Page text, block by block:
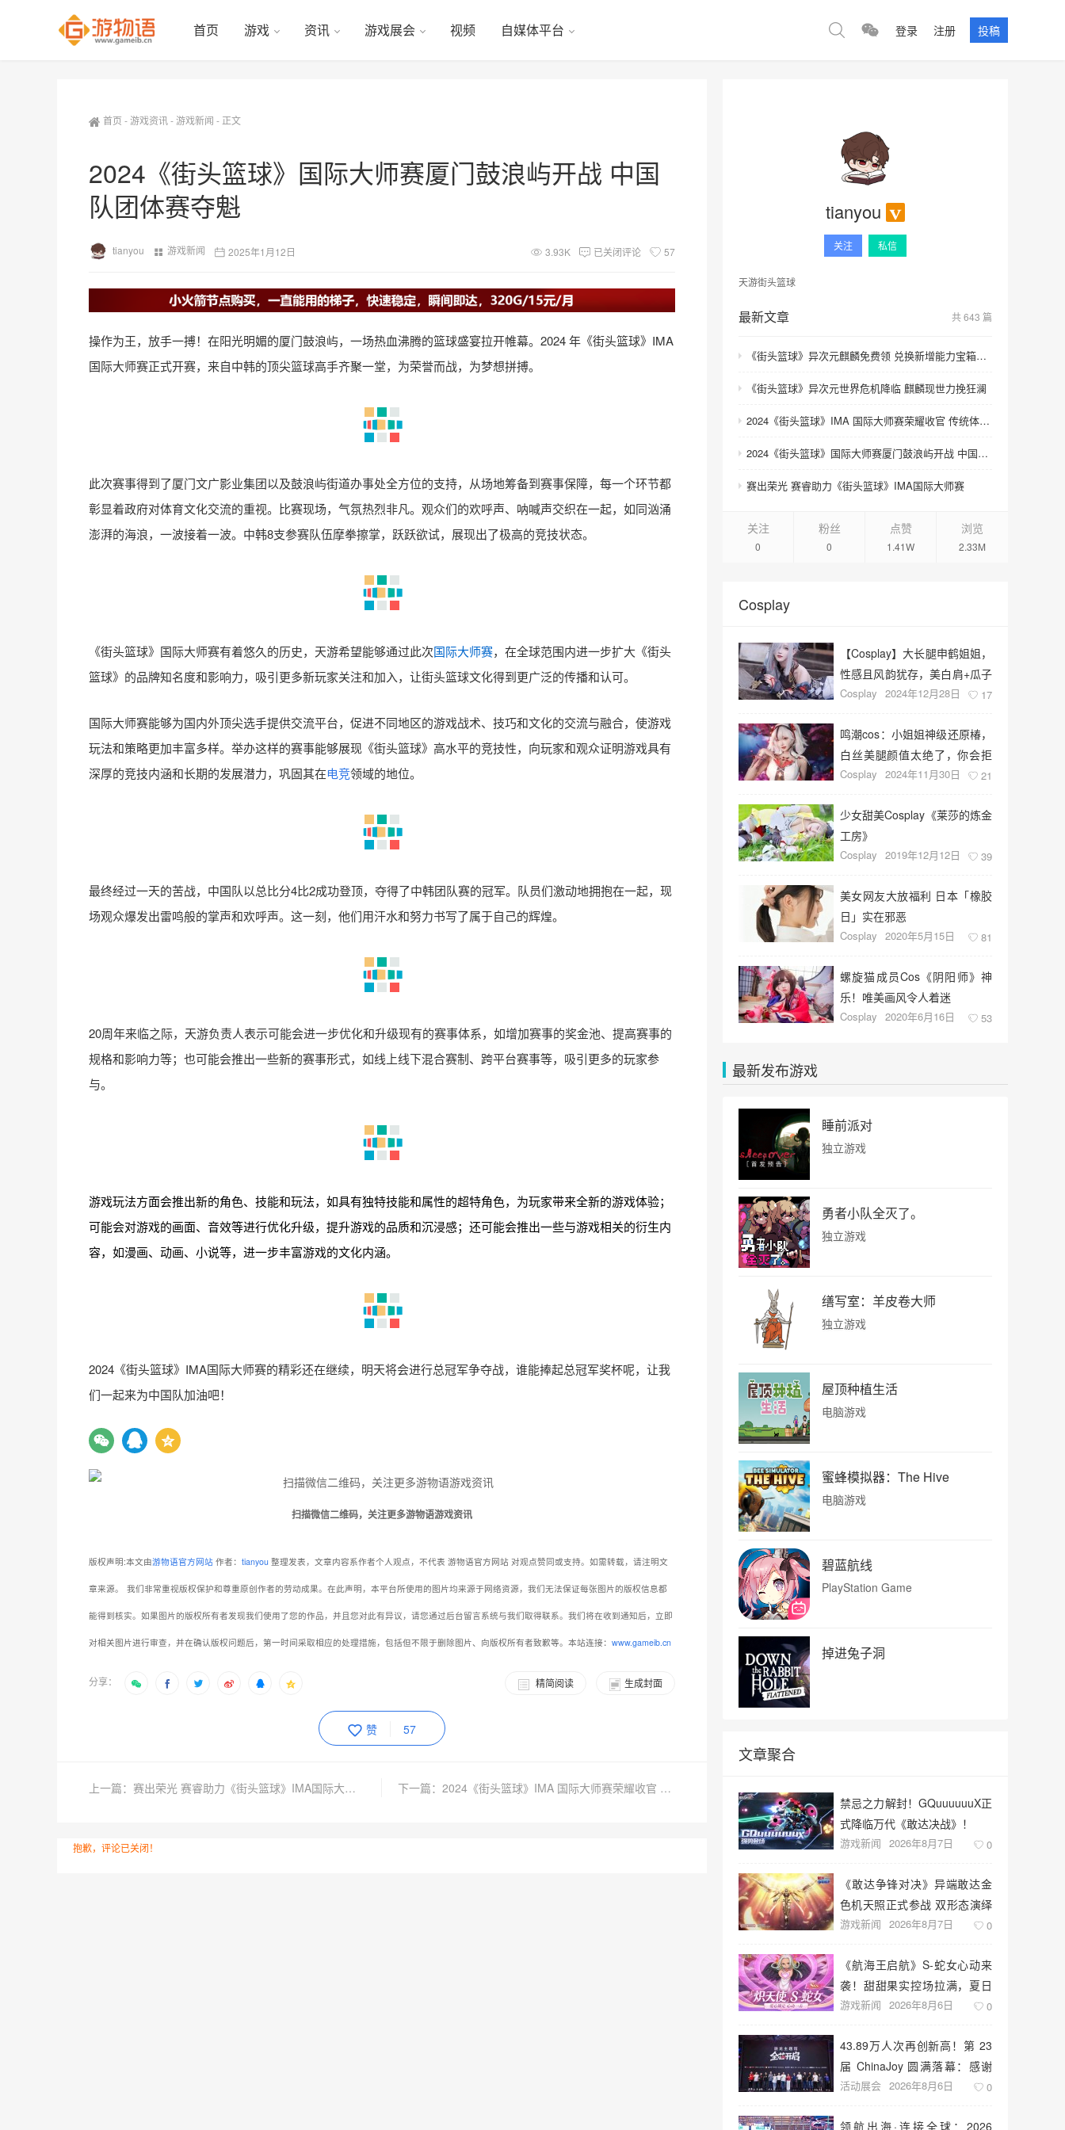
首页 游戏 资讯 游戏展会 视频 自媒体平台 登录 注册 投稿
首页 -游戏资讯-游戏新闻 - 正文
2024《街头篮球》国际大师赛厦门鼓浪屿开战 中国
队团体赛夺魁
tianyou 游戏新闻 2025年1月12日 3.93K 已关闭评论 57
操作为王，放手一搏！在阳光明媚的厦门鼓浪屿，一场热血沸腾的篮球盛宴拉开帷幕。2024 年《街头篮球》IMA
国际大师赛正式开赛，来自中韩的顶尖篮球高手齐聚一堂，为荣誉而战，为梦想拼搏。
此次赛事得到了厦门文广影业集团以及鼓浪屿街道办事处全方位的支持，从场地筹备到赛事保障，每一个环节都
彰显着政府对体育文化交流的重视。比赛现场，气氛热烈非凡。观众们的欢呼声、呐喊声交织在一起，如同汹涌
澎湃的海浪，一波接着一波。中韩8支参赛队伍摩拳擦掌，跃跃欲试，展现出了极高的竞技状态。
《街头篮球》国际大师赛有着悠久的历史，天游希望能够通过此次国际大师赛，在全球范围内进一步扩大《街头
篮球》的品牌知名度和影响力，吸引更多新玩家关注和加入，让街头篮球文化得到更广泛的传播和认可。
国际大师赛能够为国内外顶尖选手提供交流平台，促进不同地区的游戏战术、技巧和文化的交流与融合，使游戏
玩法和策略更加丰富多样。举办这样的赛事能够展现《街头篮球》高水平的竞技性，向玩家和观众证明游戏具有
深厚的竞技内涵和长期的发展潜力，巩固其在电竞领域的地位。
最终经过一天的苦战，中国队以总比分4比2成功登顶，夺得了中韩团队赛的冠军。队员们激动地拥抱在一起，现
场观众爆发出雷鸣般的掌声和欢呼声。这一刻，他们用汗水和努力书写了属于自己的辉煌。
20周年来临之际，天游负责人表示可能会进一步优化和升级现有的赛事体系，如增加赛事的奖金池、提高赛事的
规格和影响力等；也可能会推出一些新的赛事形式，如线上线下混合赛制、跨平台赛事等，吸引更多的玩家参
与。
游戏玩法方面会推出新的角色、技能和玩法，如具有独特技能和属性的超特角色，为玩家带来全新的游戏体验；
可能会对游戏的画面、音效等进行优化升级，提升游戏的品质和沉浸感；还可能会推出一些与游戏相关的衍生内
容，如漫画、动画、小说等，进一步丰富游戏的文化内涵。
2024《街头篮球》IMA国际大师赛的精彩还在继续，明天将会进行总冠军争夺战，谁能捧起总冠军奖杯呢，让我
们一起来为中国队加油吧！
扫描微信二维码，关注更多游物语游戏资讯
版权声明:本文由游物语官方网站 作者： tianyou 整理发表，文章内容系作者个人观点，不代表 游物语官方网站 对观点赞同或支持。如需转载，请注明文
章来源。 我们非常重视版权保护和尊重原创作者的劳动成果。在此声明，本平台所使用的图片均来源于网络资源，我们无法保证每张图片的版权信息都
能得到核实。如果图片的版权所有者发现我们使用了您的作品，并且您对此有异议，请您通过后台留言系统与我们取得联系。我们将在收到通知后，立即
对相关图片进行审查，并在确认版权问题后，第一时间采取相应的处理措施，包括但不限于删除图片、向版权所有者致歉等。本站连接： www.gameib.cn
分享： 生成封面
精简阅读
赞 57
上一篇：赛出荣光 赛睿助力《街头篮球》IMA国际大师赛 下一篇：2024《街头篮球》IMA 国际大师赛荣耀收官 传统体育电竞迎来新契机
抱歉，评论已关闭！
tianyou
关注 私信
天游街头篮球
最新文章 共 643 篇
《街头篮球》异次元麒麟免费领 兑换新增能力宝箱和契约书
《街头篮球》异次元世界危机降临 麒麟现世力挽狂澜
2024《街头篮球》IMA 国际大师赛荣耀收官 传统体育电竞迎来新契机
2024《街头篮球》国际大师赛厦门鼓浪屿开战 中国队团体赛夺魁
赛出荣光 赛睿助力《街头篮球》IMA国际大师赛
关注
0
粉丝
0
点赞
1.41W
浏览
2.33M
Cosplay
【Cosplay】大长腿申鹤姐姐，
性感且风韵犹存，美白肩+瓜子
脸，侧脸YYDS
Cosplay 2024年12月28日 17
鸣潮cos：小姐姐神级还原椿，
白丝美腿颜值太绝了，你会拒
绝她的邀请吗？
Cosplay 2024年11月30日 21
少女甜美Cosplay《莱莎的炼金
工房》
Cosplay 2019年12月12日 39
美女网友大放福利 日本「橡胶
日」实在邪恶
Cosplay 2020年5月15日 81
螺旋猫成员Cos《阴阳师》神
乐！唯美画风令人着迷
Cosplay 2020年6月16日 53
最新发布游戏
睡前派对
独立游戏
勇者小队全灭了。
独立游戏
缮写室：羊皮卷大师
独立游戏
屋顶种植生活
电脑游戏
蜜蜂模拟器：The Hive
电脑游戏
碧蓝航线
PlayStation Game
掉进兔子洞
文章聚合
禁忌之力解封！GQuuuuuuX正
式降临万代《敢达决战》！
游戏新闻 2026年8月7日 0
《敢达争锋对决》异端敢达金
色机天照正式参战 双形态演绎
空中战技
游戏新闻 2026年8月7日 0
《航海王启航》S-蛇女心动来
袭！甜甜果实控场拉满，夏日
盛宴开启
游戏新闻 2026年8月6日 0
43.89万人次再创新高！第 23
届 ChinaJoy 圆满落幕：感谢
有你，共赴这场“与 AI 同游”的
活动展会 2026年8月6日 0
领航出海·连接全球：2026